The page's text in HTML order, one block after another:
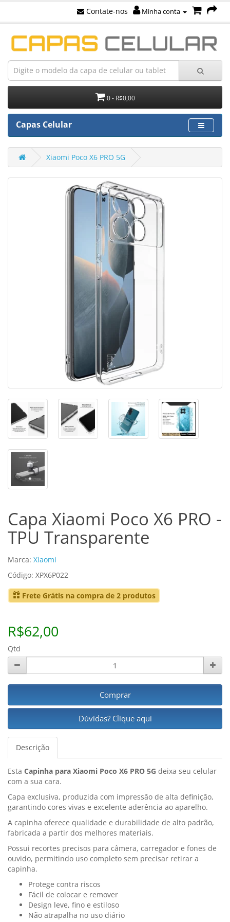
Contate-nos Minha conta
0 - R$0,00
Capas Celular
Xiaomi Poco X6 PRO 5G
Capa Xiaomi Poco X6 PRO -
TPU Transparente
Marca: Xiaomi
Código: XPX6P022
Frete Grátis na compra de 2 produtos
R$62,00
Qtd
Comprar
Dúvidas? Clique aqui
Descrição
Esta Capinha para Xiaomi Poco X6 PRO 5G deixa seu celular
com a sua cara.
Capa exclusiva, produzida com impressão de alta definição,
garantindo cores vivas e excelente aderência ao aparelho.
A capinha oferece qualidade e durabilidade de alto padrão,
fabricada a partir dos melhores materiais.
Possui recortes precisos para câmera, carregador e fones de
ouvido, permitindo uso completo sem precisar retirar a
capinha.
Protege contra riscos
Fácil de colocar e remover
Design leve, fino e estiloso
Não atrapalha no uso diário